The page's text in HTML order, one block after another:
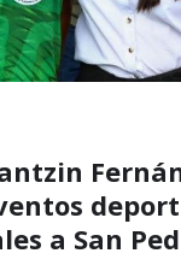
a San